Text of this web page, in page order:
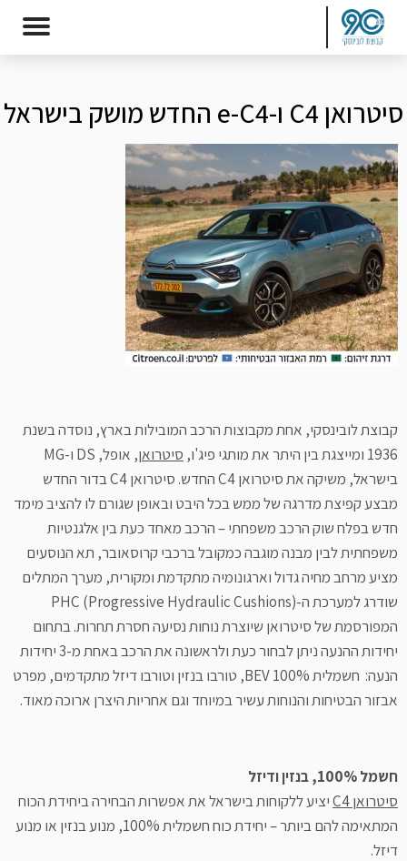
סיטרואן C4 ו-e-C4 החדש מושק בישראל
קבוצת לובינסקי, אחת מקבוצות הרכב המובילות בארץ, נוסדה בשנת
1936 ומייצגת בין היתר את מותגי פיג'ו,
סיטרואן
, אופל, DS ו-MG
בישראל, משיקה את סיטרואן C4 החדש. סיטרואן C4 בדור החדש
מבצע קפיצת מדרגה של ממש בכל היבט ובאופן שגורם לו להציב מימד
חדש בפלח שוק הרכב משפחתי – הרכב מאחד כעת בין אלגנטיות
משפחתית לבין מבנה מוגבה כמקובל ברכבי קרוסאובר, תא הנוסעים
מציע מרחב מחיה גדול וארגונומיה מתקדמת ומקורית, מערך המתלים
שודרג למערכת ה-PHC (Progressive Hydraulic Cushions)
המפורסמת של סיטרואן שיוצרת נוחות נסיעה חסרת תחרות. בתחום
יחידות ההנעה ניתן לבחור כעת ולראשונה את הרכב באחת מ-3 יחידות
הנעה: חשמלית 100% BEV, טורבו בנזין וטורבו דיזל מתקדמים, מפרט
אבזור הבטיחות והנוחות עשיר במיוחד וגם אחריות היצרן ארוכה מאוד.
חשמל 100%, בנזין ודיזל
סיטרואן C4
יציע ללקוחות בישראל את אפשרות הבחירה ביחידת הכוח
המתאימה להם ביותר – יחידת כוח חשמלית 100%, מנוע בנזין או מנוע
דיזל.